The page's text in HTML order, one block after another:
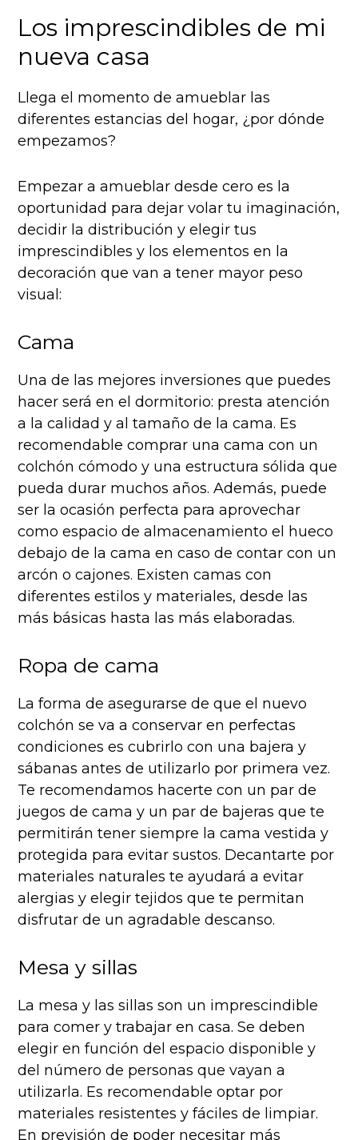
Los imprescindibles de mi
nueva casa
Llega el momento de amueblar las
diferentes estancias del hogar, ¿por dónde
empezamos?
Empezar a amueblar desde cero es la
oportunidad para dejar volar tu imaginación,
decidir la distribución y elegir tus
imprescindibles y los elementos en la
decoración que van a tener mayor peso
visual:
Cama
Una de las mejores inversiones que puedes
hacer será en el dormitorio: presta atención
a la calidad y al tamaño de la cama. Es
recomendable comprar una cama con un
colchón cómodo y una estructura sólida que
pueda durar muchos años. Además, puede
ser la ocasión perfecta para aprovechar
como espacio de almacenamiento el hueco
debajo de la cama en caso de contar con un
arcón o cajones. Existen camas con
diferentes estilos y materiales, desde las
más básicas hasta las más elaboradas.
Ropa de cama
La forma de asegurarse de que el nuevo
colchón se va a conservar en perfectas
condiciones es cubrirlo con una bajera y
sábanas antes de utilizarlo por primera vez.
Te recomendamos hacerte con un par de
juegos de cama y un par de bajeras que te
permitirán tener siempre la cama vestida y
protegida para evitar sustos. Decantarte por
materiales naturales te ayudará a evitar
alergias y elegir tejidos que te permitan
disfrutar de un agradable descanso.
Mesa y sillas
La mesa y las sillas son un imprescindible
para comer y trabajar en casa. Se deben
elegir en función del espacio disponible y
del número de personas que vayan a
utilizarla. Es recomendable optar por
materiales resistentes y fáciles de limpiar.
En previsión de poder necesitar más